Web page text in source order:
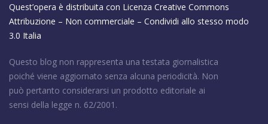
Quest’opera è distribuita con Licenza Creative Commons
Attribuzione – Non commerciale – Condividi allo stesso modo
3.0 Italia
Questo blog non rappresenta una testata giornalistica
poiché viene aggiornato senza alcuna periodicità. Non
può pertanto considerarsi un prodotto editoriale ai
sensi della legge n. 62/2001.